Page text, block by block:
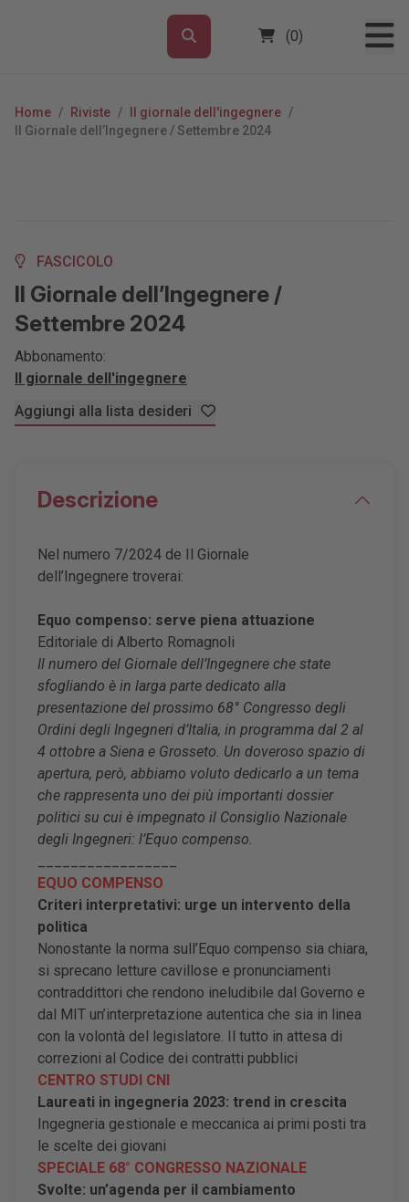
(0)
Home / Riviste / Il giornale dell'ingegnere /
Il Giornale dell’Ingegnere / Settembre 2024
FASCICOLO
Il Giornale dell’Ingegnere /
Settembre 2024
Abbonamento:
Il giornale dell'ingegnere
Aggiungi alla lista desideri
Descrizione
Nel numero 7/2024 de Il Giornale
dell’Ingegnere troverai:
Equo compenso: serve piena attuazione
Editoriale di Alberto Romagnoli
Il numero del Giornale dell’Ingegnere che state
sfogliando è in larga parte dedicato alla
presentazione del prossimo 68° Congresso degli
Ordini degli Ingegneri d’Italia, in programma dal 2 al
4 ottobre a Siena e Grosseto. Un doveroso spazio di
apertura, però, abbiamo voluto dedicarlo a un tema
che rappresenta uno dei più importanti dossier
politici su cui è impegnato il Consiglio Nazionale
degli Ingegneri: l’Equo compenso.
EQUO COMPENSO
Criteri interpretativi: urge un intervento della
politica
Nonostante la norma sull’Equo compenso sia chiara,
si sprecano letture cavillose e pronunciamenti
contraddittori che rendono ineludibile dal Governo e
dal MIT un’interpretazione autentica che sia in linea
con la volontà del legislatore. Il tutto in attesa di
correzioni al Codice dei contratti pubblici
CENTRO STUDI CNI
Laureati in ingegneria 2023: trend in crescita
Ingegneria gestionale e meccanica ai primi posti tra
le scelte dei giovani
SPECIALE 68° CONGRESSO NAZIONALE
Svolte: un’agenda per il cambiamento